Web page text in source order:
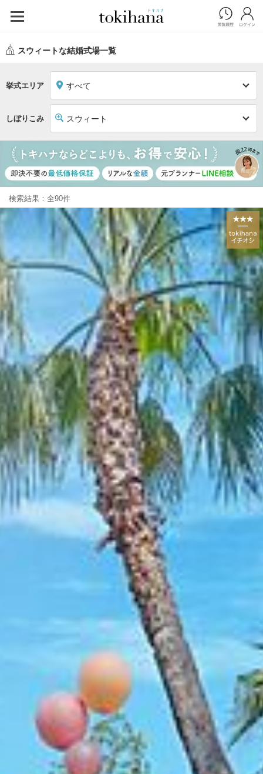
スウィートな結婚式場一覧
挙式エリア すべて
しぼりこみ スウィート
検索結果：全90件